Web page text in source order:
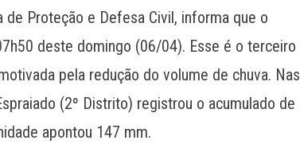
Proteção e Defesa Civil, informa que o
deste domingo (06/04). Esse é o terceiro
pela redução do volume de chuva. Nas
(2º Distrito) registrou o acumulado de
apontou 147 mm.